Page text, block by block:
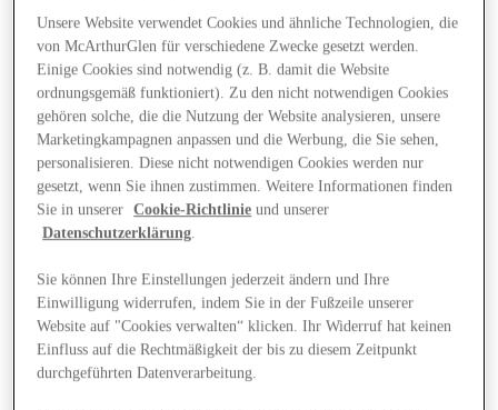
Unsere Website verwendet Cookies und ähnliche Technologien, die
von McArthurGlen für verschiedene Zwecke gesetzt werden.
Einige Cookies sind notwendig (z. B. damit die Website
ordnungsgemäß funktioniert). Zu den nicht notwendigen Cookies
gehören solche, die die Nutzung der Website analysieren, unsere
Marketingkampagnen anpassen und die Werbung, die Sie sehen,
personalisieren. Diese nicht notwendigen Cookies werden nur
gesetzt, wenn Sie ihnen zustimmen. Weitere Informationen finden
Sie in unserer
Cookie-Richtlinie und unserer
Datenschutzerklärung.
Sie können Ihre Einstellungen jederzeit ändern und Ihre
Einwilligung widerrufen, indem Sie in der Fußzeile unserer
Website auf "Cookies verwalten“ klicken. Ihr Widerruf hat keinen
Einfluss auf die Rechtmäßigkeit der bis zu diesem Zeitpunkt
durchgeführten Datenverarbeitung.